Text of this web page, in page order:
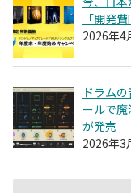
「開発
2026年4
ドラム
ールで
が発売
2026年3